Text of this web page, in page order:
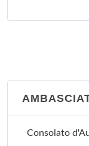
via San
Consolato